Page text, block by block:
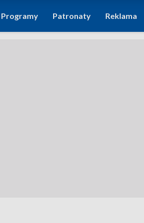
Programy Patronaty Reklama